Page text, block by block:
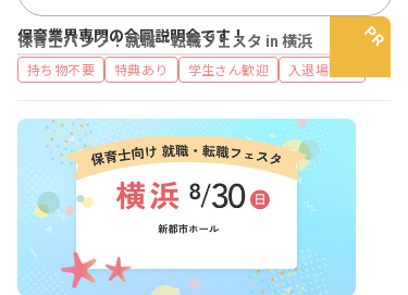
保育士バンク！就職・転職フェスタ in 横浜
保育業界専門の合同説明会です！
持ち物不要 特典あり 学生さん歓迎 入退場自由